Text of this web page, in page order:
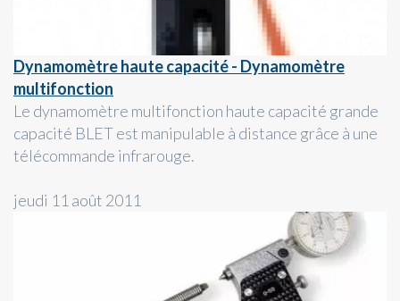
Dynamomètre haute capacité - Dynamomètre
multifonction
Le dynamomètre multifonction haute capacité grande
capacité BLET est manipulable à distance grâce à une
télécommande infrarouge.
jeudi 11 août 2011